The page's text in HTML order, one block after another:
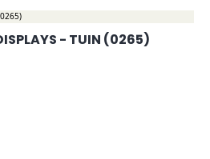
- TUIN (0265)